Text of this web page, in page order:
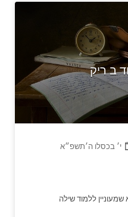
ב ריק
י׳ בכסלו ה׳תשפ״א
ללמוד שילה